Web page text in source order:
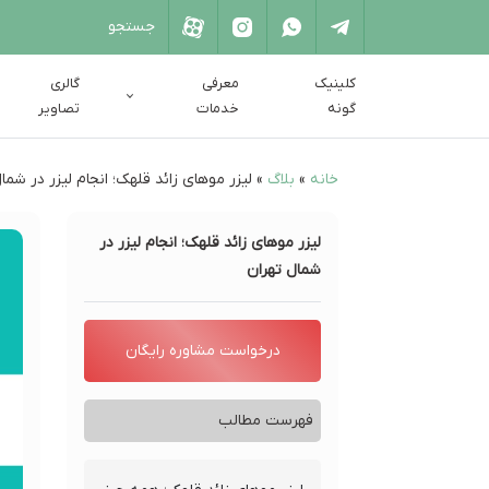
کلینیک
گونه
معرفی
خدمات
گالری
تصاویر
خانه » بلاگ » لیزر موهای زائد قلهک؛ انجام لیزر در
لیزر موهای زائد قلهک؛ انجام لیزر در
شمال تهران
درخواست مشاوره رایگان
فهرست مطالب